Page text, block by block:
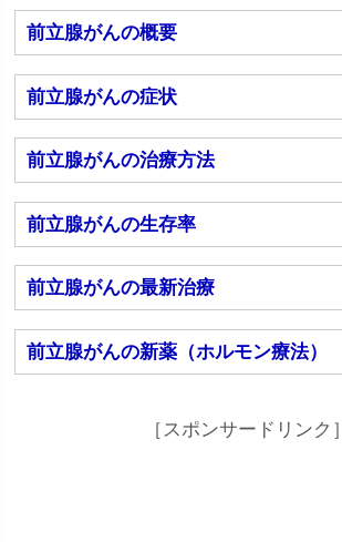
前立腺がんの概要
前立腺がんの症状
前立腺がんの治療方法
前立腺がんの生存率
前立腺がんの最新治療
前立腺がんの新薬（ホルモン療法）
［スポンサードリンク］